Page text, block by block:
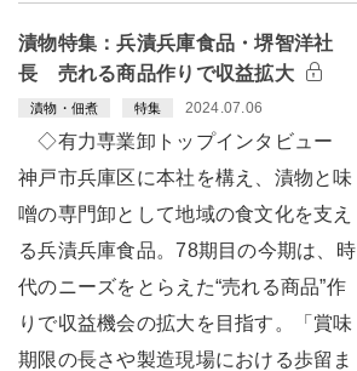
漬物特集：兵漬兵庫食品・堺智洋社
長 売れる商品作りで収益拡大
漬物・佃煮 特集 2024.07.06
◇有力専業卸トップインタビュー
神戸市兵庫区に本社を構え、漬物と味
噌の専門卸として地域の食文化を支え
る兵漬兵庫食品。78期目の今期は、時
代のニーズをとらえた“売れる商品”作
りで収益機会の拡大を目指す。「賞味
期限の長さや製造現場における歩留ま